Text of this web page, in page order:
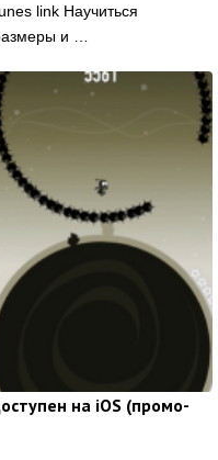
link Научиться
и …
на iOS (промо-